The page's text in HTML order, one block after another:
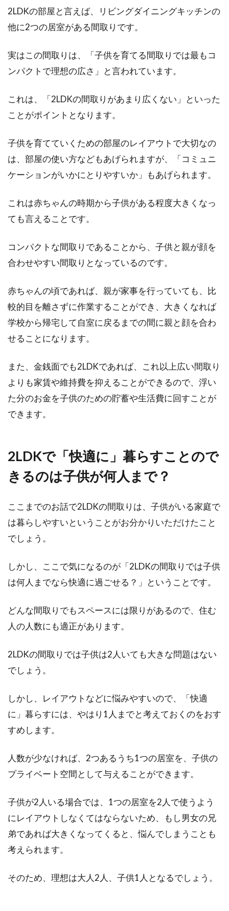
2LDKのレイアウトに悩む…新婚時必
須インテリアとレイアウト
2LDKの部屋で新婚生活をスタートさせるという
方もいるのではないでしょうか。しかし、新婚
に使うための収納術！
古い賃貸物件の中には、洗濯機置き場が外にあ
うな物件...
2DKは家具配置に悩まない？一人暮
らしはタイプ別適正判断を
2DKで一人暮らしをする場合、その広さから
ます。家...
窓のレール部分に隙間が！原因と隙
部屋で過ごしていて、窓から隙間風を感じるこ
1LDKで赤ちゃんが寝る場所はどこ？
赤ちゃんが産まれるとどうでしょうか。少し手
木造アパートの防音問題！隣がうる
古い木造アパートは、隣の生活音がよく伝わ
かし、そのこ...
1LDKで「二人暮らし」！快適に過ご
せるレイアウトとは？
互いがストレスなく快適に過ごせるように部屋
のレイアウト...
防音カーテンが効果的？犬の鳴き声
が漏れ出さないためには
原因...
2LDKの部屋と言えば、リビングダイニングキッチンの
他に2つの居室がある間取りです。
実はこの間取りは、「子供を育てる間取りでは最もコ
ンパクトで理想の広さ」と言われています。
これは、「2LDKの間取りがあまり広くない」といった
ことがポイントとなります。
子供を育てていくための部屋のレイアウトで大切なの
は、部屋の使い方などもあげられますが、「コミュニ
ケーションがいかにとりやすいか」もあげられます。
これは赤ちゃんの時期から子供がある程度大きくなっ
ても言えることです。
コンパクトな間取りであることから、子供と親が顔を
合わせやすい間取りとなっているのです。
赤ちゃんの頃であれば、親が家事を行っていても、比
較的目を離さずに作業することができ、大きくなれば
学校から帰宅して自室に戻るまでの間に親と顔を合わ
せることになります。
また、金銭面でも2LDKであれば、これ以上広い間取り
よりも家賃や維持費を抑えることができるので、浮い
た分のお金を子供のための貯蓄や生活費に回すことが
できます。
2LDKで「快適に」暮らすことので
きるのは子供が何人まで？
ここまでのお話で2LDKの間取りは、子供がいる家庭で
は暮らしやすいということがお分かりいただけたこと
でしょう。
しかし、ここで気になるのが「2LDKの間取りでは子供
は何人までなら快適に過ごせる？」ということです。
どんな間取りでもスペースには限りがあるので、住む
人の人数にも適正があります。
2LDKの間取りでは子供は2人いても大きな問題はない
でしょう。
しかし、レイアウトなどに悩みやすいので、「快適
に」暮らすには、やはり1人までと考えておくのをおす
すめします。
人数が少なければ、2つあるうち1つの居室を、子供の
プライベート空間として与えることができます。
子供が2人いる場合では、1つの居室を2人で使うよう
にレイアウトしなくてはならないため、もし男女の兄
弟であれば大きくなってくると、悩んでしまうことも
考えられます。
そのため、理想は大人2人、子供1人となるでしょう。